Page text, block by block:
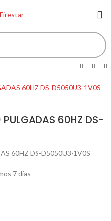
60HZ DS-
60HZ DS-D5050U3-1V0S
7 días